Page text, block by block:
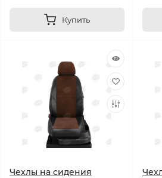
Купить
Чехлы на сидения